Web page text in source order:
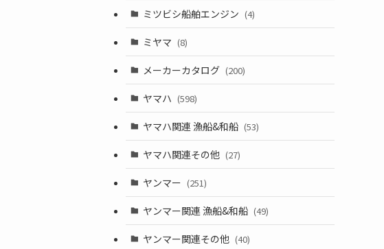
ミツビシ船舶エンジン (4)
ミヤマ (8)
メーカーカタログ (200)
ヤマハ (598)
ヤマハ関連 漁船&和船 (53)
ヤマハ関連その他 (27)
ヤンマー (251)
ヤンマー関連 漁船&和船 (49)
ヤンマー関連その他 (40)